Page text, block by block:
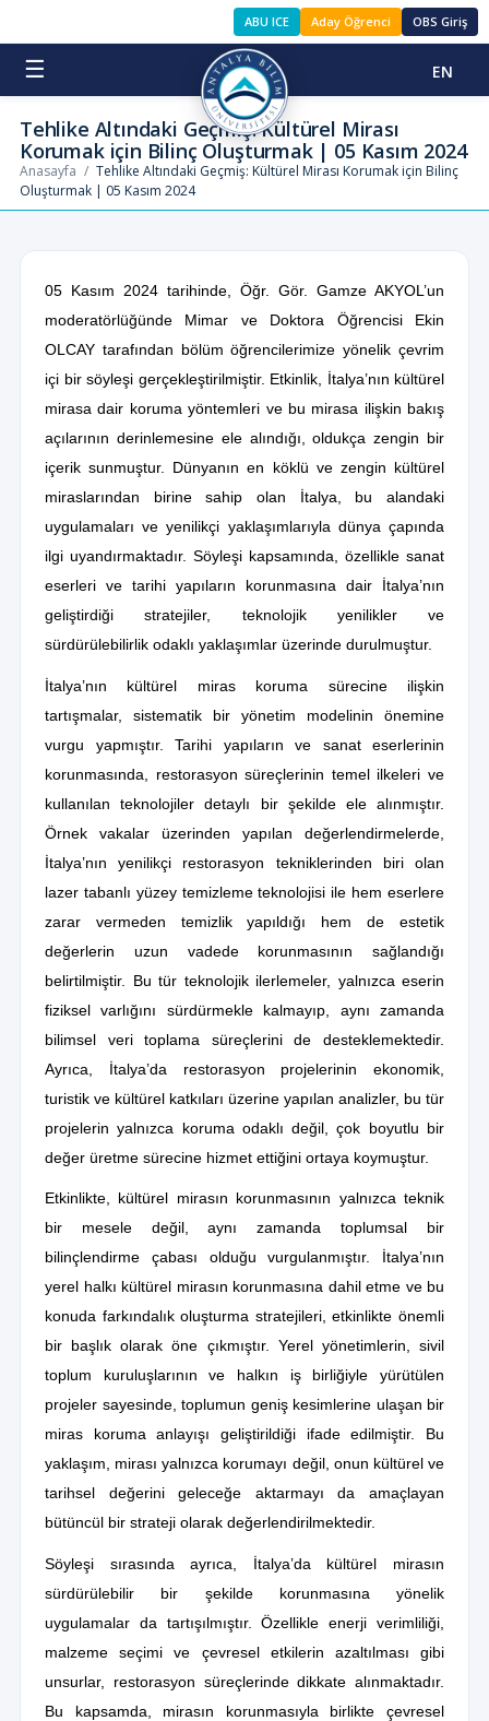
ABU ICE Aday Öğrenci OBS Giriş
☰ EN
Tehlike Altındaki Geçmiş: Kültürel Mirası
Korumak için Bilinç Oluşturmak | 05 Kasım 2024
Anasayfa / Tehlike Altındaki Geçmiş: Kültürel Mirası Korumak için Bilinç
Oluşturmak | 05 Kasım 2024
05 Kasım 2024 tarihinde, Öğr. Gör. Gamze AKYOL’un
moderatörlüğünde Mimar ve Doktora Öğrencisi Ekin
OLCAY tarafından bölüm öğrencilerimize yönelik çevrim
içi bir söyleşi gerçekleştirilmiştir. Etkinlik, İtalya’nın kültürel
mirasa dair koruma yöntemleri ve bu mirasa ilişkin bakış
açılarının derinlemesine ele alındığı, oldukça zengin bir
içerik sunmuştur. Dünyanın en köklü ve zengin kültürel
miraslarından birine sahip olan İtalya, bu alandaki
uygulamaları ve yenilikçi yaklaşımlarıyla dünya çapında
ilgi uyandırmaktadır. Söyleşi kapsamında, özellikle sanat
eserleri ve tarihi yapıların korunmasına dair İtalya’nın
geliştirdiği stratejiler, teknolojik yenilikler ve
sürdürülebilirlik odaklı yaklaşımlar üzerinde durulmuştur.
İtalya’nın kültürel miras koruma sürecine ilişkin
tartışmalar, sistematik bir yönetim modelinin önemine
vurgu yapmıştır. Tarihi yapıların ve sanat eserlerinin
korunmasında, restorasyon süreçlerinin temel ilkeleri ve
kullanılan teknolojiler detaylı bir şekilde ele alınmıştır.
Örnek vakalar üzerinden yapılan değerlendirmelerde,
İtalya’nın yenilikçi restorasyon tekniklerinden biri olan
lazer tabanlı yüzey temizleme teknolojisi ile hem eserlere
zarar vermeden temizlik yapıldığı hem de estetik
değerlerin uzun vadede korunmasının sağlandığı
belirtilmiştir. Bu tür teknolojik ilerlemeler, yalnızca eserin
fiziksel varlığını sürdürmekle kalmayıp, aynı zamanda
bilimsel veri toplama süreçlerini de desteklemektedir.
Ayrıca, İtalya’da restorasyon projelerinin ekonomik,
turistik ve kültürel katkıları üzerine yapılan analizler, bu tür
projelerin yalnızca koruma odaklı değil, çok boyutlu bir
değer üretme sürecine hizmet ettiğini ortaya koymuştur.
Etkinlikte, kültürel mirasın korunmasının yalnızca teknik
bir mesele değil, aynı zamanda toplumsal bir
bilinçlendirme çabası olduğu vurgulanmıştır. İtalya’nın
yerel halkı kültürel mirasın korunmasına dahil etme ve bu
konuda farkındalık oluşturma stratejileri, etkinlikte önemli
bir başlık olarak öne çıkmıştır. Yerel yönetimlerin, sivil
toplum kuruluşlarının ve halkın iş birliğiyle yürütülen
projeler sayesinde, toplumun geniş kesimlerine ulaşan bir
miras koruma anlayışı geliştirildiği ifade edilmiştir. Bu
yaklaşım, mirası yalnızca korumayı değil, onun kültürel ve
tarihsel değerini geleceğe aktarmayı da amaçlayan
bütüncül bir strateji olarak değerlendirilmektedir.
Söyleşi sırasında ayrıca, İtalya’da kültürel mirasın
sürdürülebilir bir şekilde korunmasına yönelik
uygulamalar da tartışılmıştır. Özellikle enerji verimliliği,
malzeme seçimi ve çevresel etkilerin azaltılması gibi
unsurlar, restorasyon süreçlerinde dikkate alınmaktadır.
Bu kapsamda, mirasın korunmasıyla birlikte çevresel